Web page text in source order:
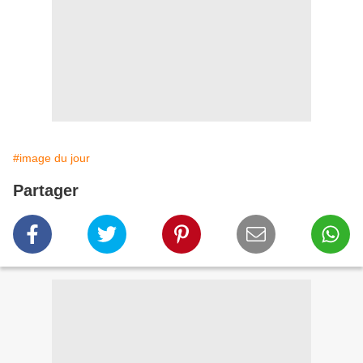
#image du jour
Partager